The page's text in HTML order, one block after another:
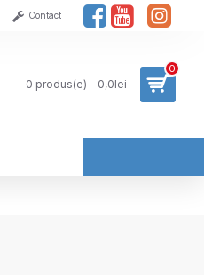
Contact
0 produs(e) - 0,0lei
0